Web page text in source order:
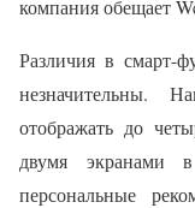
компания обещает
Различия в смарт-
незначительны.
отображать до
двумя экранами
персональные